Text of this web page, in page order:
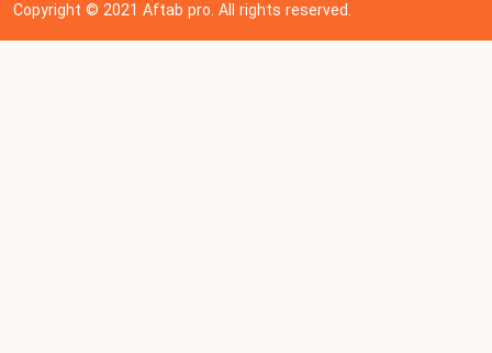
Copyright © 202 1Aftab pro. All rights reserved.